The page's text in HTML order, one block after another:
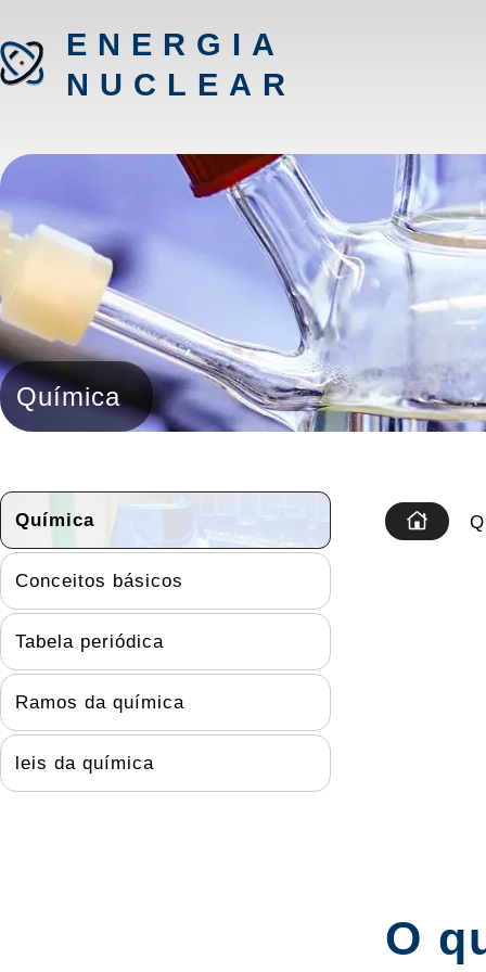
ENERGIA
NUCLEAR
Química
Química
Conceitos básicos
Tabela periódica
Ramos da química
leis da química
O